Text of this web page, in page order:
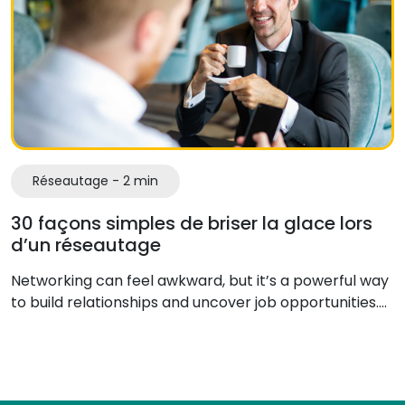
Réseautage - 2 min
30 façons simples de briser la glace lors
d’un réseautage
Networking can feel awkward, but it’s a powerful way
to build relationships and uncover job opportunities.…